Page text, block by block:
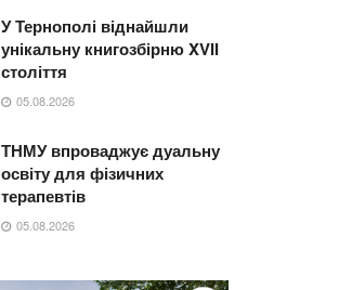
У Тернополі віднайшли
унікальну книгозбірню XVII
століття
05.08.2026
ТНМУ впроваджує дуальну
освіту для фізичних
терапевтів
05.08.2026